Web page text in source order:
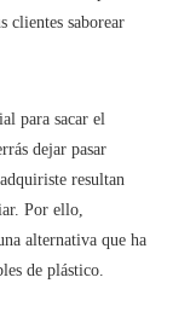
clientes saborear
para sacar el
dejar pasar
resultan
Por ello,
alternativa que ha
de plástico.